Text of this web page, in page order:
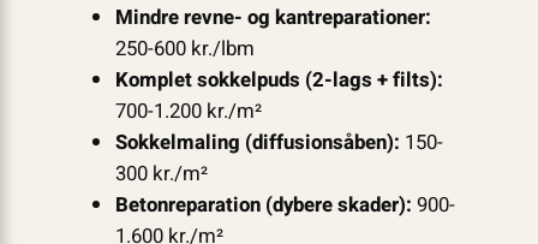
Mindre revne- og kantreparationer:
250-600 kr./lbm
Komplet sokkelpuds (2-lags + filts):
700-1.200 kr./m²
Sokkelmaling (diffusionsåben): 150-
300 kr./m²
Betonreparation (dybere skader): 900-
1.600 kr./m²